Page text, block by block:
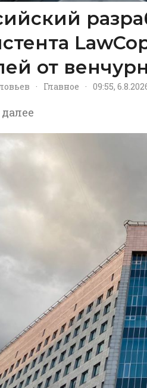
от
· Главное · 09:55,